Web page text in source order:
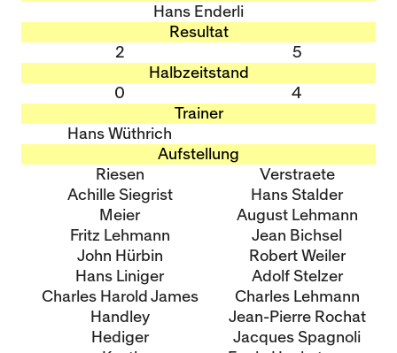
Hans Enderli
Resultat
2
5
Halbzeitstand
0
4
Trainer
Hans Wüthrich
Aufstellung
Riesen
Achille Siegrist
Meier
Fritz Lehmann
John Hürbin
Hans Liniger
Charles Harold James
Handley
Hediger
Verstraete
Hans Stalder
August Lehmann
Jean Bichsel
Robert Weiler
Adolf Stelzer
Charles Lehmann
Jean-Pierre Rochat
Jacques Spagnoli